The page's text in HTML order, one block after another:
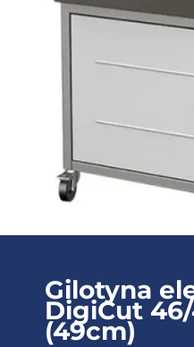
Gilotyna
DigiCut
(49cm)